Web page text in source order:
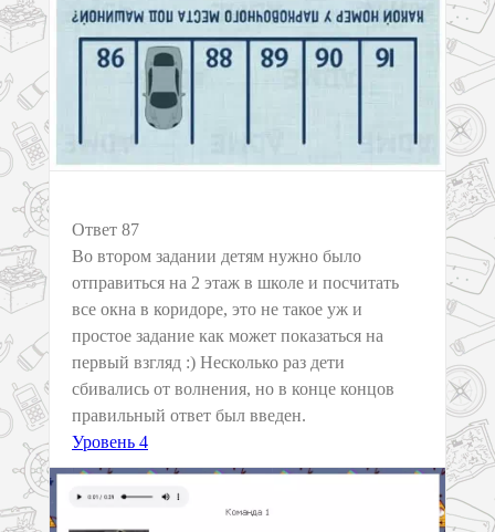
Ответ 87
Во втором задании детям нужно было
отправиться на 2 этаж в школе и посчитать
все окна в коридоре, это не такое уж и
простое задание как может показаться на
первый взгляд :) Несколько раз дети
сбивались от волнения, но в конце концов
правильный ответ был введен.
Уровень 4